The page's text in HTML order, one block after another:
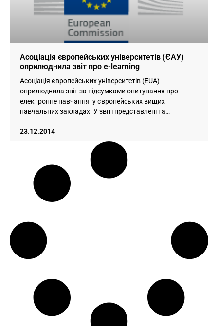
Асоціація європейських університетів (ЄАУ)
оприлюднила звіт про e-learning
Асоціація європейських університетів (EUA)
оприлюднила звіт за підсумками опитування про
електронне навчання у європейських вищих
навчальних закладах. У звіті представлені та
23.12.2014